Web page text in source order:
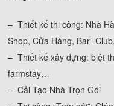
– Thiết kế thi công: Nhà
Shop, Cửa Hàng, Bar -
– Thiết kế xây dựng: biệt
farmstay…
– Cải Tạo Nhà Trọn Gói